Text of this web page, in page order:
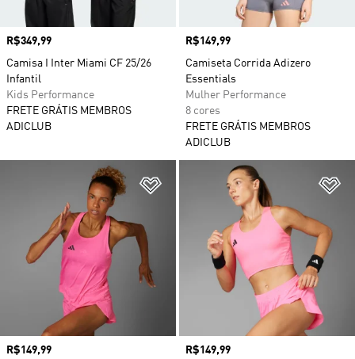
Preço
R$349,99
Camisa I Inter Miami CF 25/26
Infantil
Kids Performance
FRETE GRÁTIS MEMBROS
ADICLUB
Preço
R$149,99
Camiseta Corrida Adizero
Essentials
Mulher Performance
8 cores
FRETE GRÁTIS MEMBROS
ADICLUB
Adicionar à Lista de Desejos
Preço
R$149,99
Preço
R$149,99